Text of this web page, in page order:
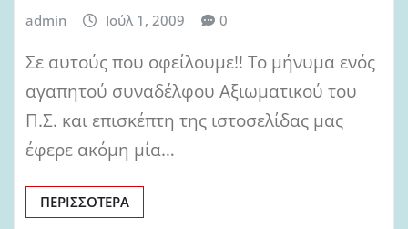
admin Ιούλ 1, 2009 0
Σε αυτούς που οφείλουμε!! Το μήνυμα ενός
αγαπητού συναδέλφου Αξιωματικού του
Π.Σ. και επισκέπτη της ιστοσελίδας μας
έφερε ακόμη μία…
ΠΕΡΙΣΣΌΤΕΡΑ